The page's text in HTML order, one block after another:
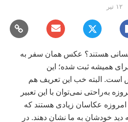
۱۲ تیر
هستند؟ عکس همان سفر به
همیشه ثبت شده؛ این
است. البته خب این تعریف هم
به‌راحتی نمی‌توان با این تعبیر
عکاسان زیادی هستند که
دید خودشان به ما نشان دهند. در